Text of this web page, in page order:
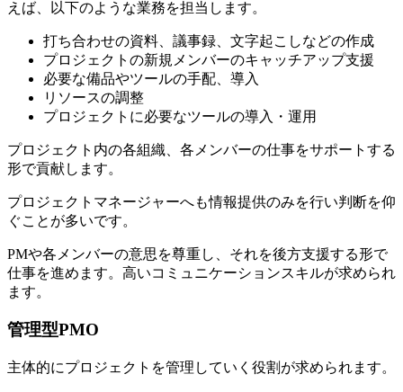
えば、以下のような業務を担当します。
打ち合わせの資料、議事録、文字起こしなどの作成
プロジェクトの新規メンバーのキャッチアップ支援
必要な備品やツールの手配、導入
リソースの調整
プロジェクトに必要なツールの導入・運用
プロジェクト内の各組織、各メンバーの仕事をサポートする
形で貢献します。
プロジェクトマネージャーへも情報提供のみを行い判断を仰
ぐことが多いです。
PMや各メンバーの意思を尊重し、それを後方支援する形で
仕事を進めます。高いコミュニケーションスキルが求められ
ます。
管理型PMO
主体的にプロジェクトを管理していく役割が求められます。